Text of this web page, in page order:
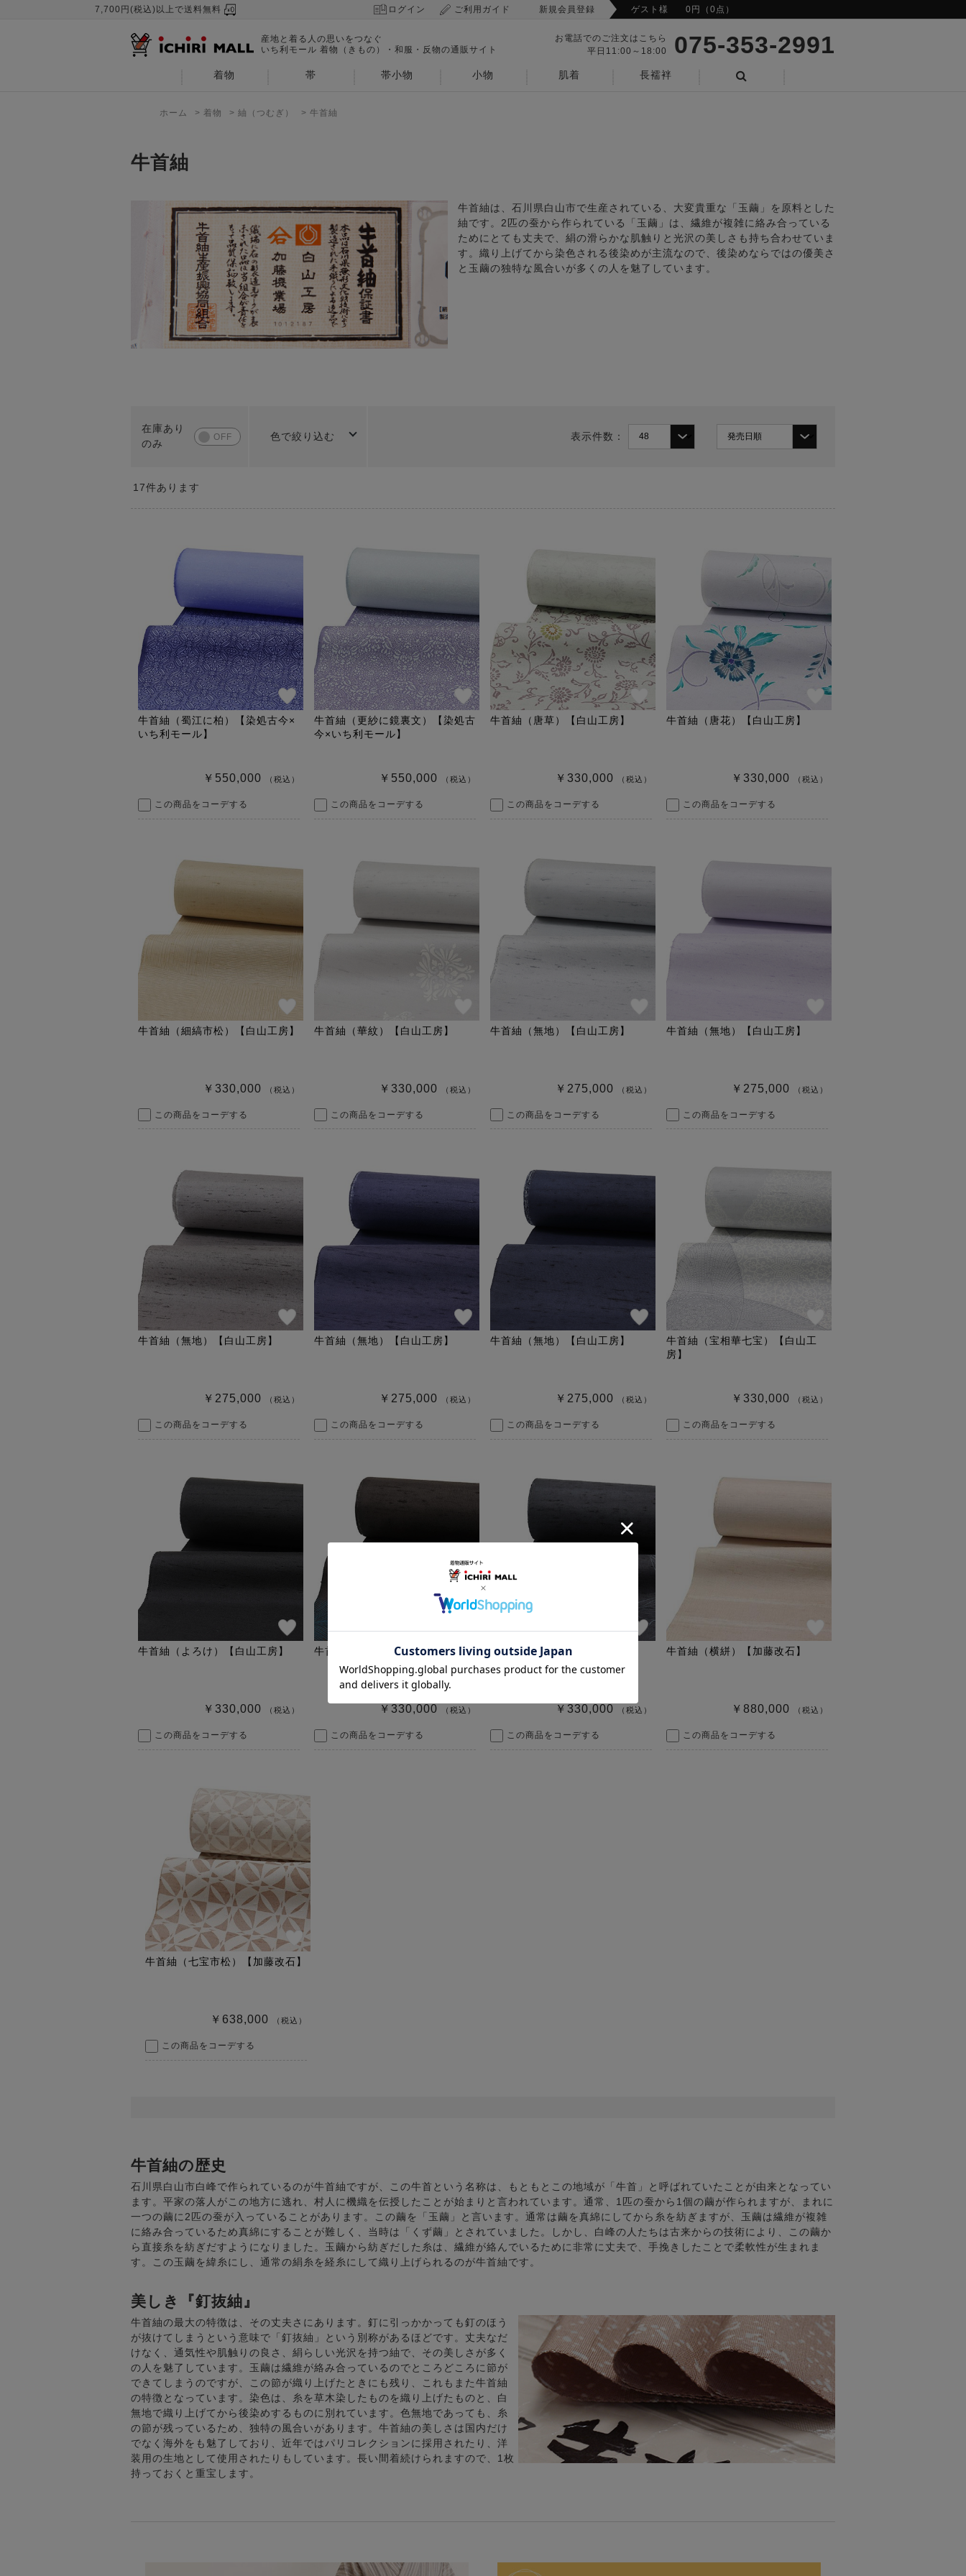
7,700円(税込)以上で送料無料 ログイン ご利用ガイド 新規会員登録 ゲスト様 0円（0点）
産地と着る人の思いをつなぐ
いち利モール 着物（きもの）・和服・反物の通販サイト
お電話でのご注文はこちら
平日11:00～18:00
075-353-2991
着物 帯 帯小物 小物 肌着
長襦袢
ホーム > 着物 > 紬（つむぎ） > 牛首紬
牛首紬
牛首紬は、石川県白山市で生産されている、大変貴重な「玉繭」を原料とした
紬です。2匹の蚕から作られている「玉繭」は、繊維が複雑に絡み合っている
ためにとても丈夫で、絹の滑らかな肌触りと光沢の美しさも持ち合わせていま
す。織り上げてから染色される後染めが主流なので、後染めならではの優美さ
と玉繭の独特な風合いが多くの人を魅了しています。
色で絞り込む 表示件数：
17件あります
牛首紬（蜀江に柏）【染処古今×
いち利モール】
￥550,000 （税込）
この商品をコーデする
牛首紬（更紗に鏡裏文）【染処古
今×いち利モール】
￥550,000 （税込）
この商品をコーデする
牛首紬（唐草）【白山工房】
￥330,000 （税込）
この商品をコーデする
牛首紬（唐花）【白山工房】
￥330,000 （税込）
この商品をコーデする
牛首紬（細縞市松）【白山工房】
￥330,000 （税込）
この商品をコーデする
牛首紬（華紋）【白山工房】
￥330,000 （税込）
この商品をコーデする
牛首紬（無地）【白山工房】
￥275,000 （税込）
この商品をコーデする
牛首紬（無地）【白山工房】
￥275,000 （税込）
この商品をコーデする
牛首紬（無地）【白山工房】
￥275,000 （税込）
この商品をコーデする
牛首紬（無地）【白山工房】
￥275,000 （税込）
この商品をコーデする
牛首紬（無地）【白山工房】
￥275,000 （税込）
この商品をコーデする
牛首紬（宝相華七宝）【白山工
房】
￥330,000 （税込）
この商品をコーデする
牛首紬（よろけ）【白山工房】
￥330,000 （税込）
この商品をコーデする
牛首紬（唐草）【白山工房】
￥330,000 （税込）
この商品をコーデする
牛首紬（唐草）【白山工房】
￥330,000 （税込）
この商品をコーデする
牛首紬（横絣）【加藤改石】
￥880,000 （税込）
この商品をコーデする
牛首紬（七宝市松）【加藤改石】
￥638,000 （税込）
この商品をコーデする
牛首紬の歴史
石川県白山市白峰で作られているのが牛首紬ですが、この牛首という名称は、もともとこの地域が「牛首」と呼ばれていたことが由来となってい
ます。平家の落人がこの地方に逃れ、村人に機織を伝授したことが始まりと言われています。通常、1匹の蚕から1個の繭が作られますが、まれに
一つの繭に2匹の蚕が入っていることがあります。この繭を「玉繭」と言います。通常は繭を真綿にしてから糸を紡ぎますが、玉繭は繊維が複雑
に絡み合っているため真綿にすることが難しく、当時は「くず繭」とされていました。しかし、白峰の人たちは古来からの技術により、この繭か
ら直接糸を紡ぎだすようになりました。玉繭から紡ぎだした糸は、繊維が絡んでいるために非常に丈夫で、手挽きしたことで柔軟性が生まれま
す。この玉繭を緯糸にし、通常の絹糸を経糸にして織り上げられるのが牛首紬です。
美しき『釘抜紬』
牛首紬の最大の特徴は、その丈夫さにあります。釘に引っかかっても釘のほう
が抜けてしまうという意味で「釘抜紬」という別称があるほどです。丈夫なだ
けなく、通気性や肌触りの良さ、絹らしい光沢を持つ紬で、その美しさが多く
の人を魅了しています。玉繭は繊維が絡み合っているのでところどころに節が
できてしまうのですが、この節が織り上げたときにも残り、これもまた牛首紬
の特徴となっています。染色は、糸を草木染したものを織り上げたものと、白
無地で織り上げてから後染めするものに別れています。色無地であっても、糸
の節が残っているため、独特の風合いがあります。牛首紬の美しさは国内だけ
でなく海外をも魅了しており、近年ではパリコレクションに採用されたり、洋
装用の生地として使用されたりもしています。長い間着続けられますので、1枚
持っておくと重宝します。